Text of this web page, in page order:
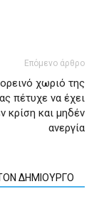
Επόμενο άρθρο
χωριό της
πέτυχε να έχει
κρίση και μηδέν
ανεργία
ΔΗΜΙΟΥΡΓΟ